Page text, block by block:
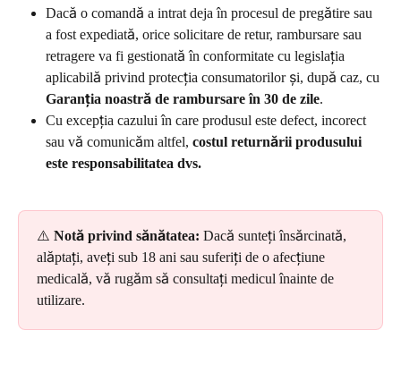
Dacă o comandă a intrat deja în procesul de pregătire sau
a fost expediată, orice solicitare de retur, rambursare sau
retragere va fi gestionată în conformitate cu legislația
aplicabilă privind protecția consumatorilor și, după caz, cu
Garanția noastră de rambursare în 30 de zile.
Cu excepția cazului în care produsul este defect, incorect
sau vă comunicăm altfel, costul returnării produsului
este responsabilitatea dvs.
⚠️ Notă privind sănătatea: Dacă sunteți însărcinată,
alăptați, aveți sub 18 ani sau suferiți de o afecțiune
medicală, vă rugăm să consultați medicul înainte de
utilizare.